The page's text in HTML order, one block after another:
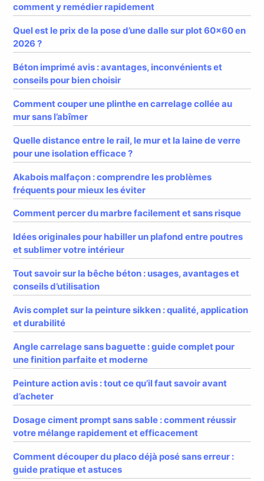
comment y remédier rapidement
Quel est le prix de la pose d’une dalle sur plot 60×60 en
2026 ?
Béton imprimé avis : avantages, inconvénients et
conseils pour bien choisir
Comment couper une plinthe en carrelage collée au
mur sans l’abîmer
Quelle distance entre le rail, le mur et la laine de verre
pour une isolation efficace ?
Akabois malfaçon : comprendre les problèmes
fréquents pour mieux les éviter
Comment percer du marbre facilement et sans risque
Idées originales pour habiller un plafond entre poutres
et sublimer votre intérieur
Tout savoir sur la bêche béton : usages, avantages et
conseils d’utilisation
Avis complet sur la peinture sikken : qualité, application
et durabilité
Angle carrelage sans baguette : guide complet pour
une finition parfaite et moderne
Peinture action avis : tout ce qu’il faut savoir avant
d’acheter
Dosage ciment prompt sans sable : comment réussir
votre mélange rapidement et efficacement
Comment découper du placo déjà posé sans erreur :
guide pratique et astuces